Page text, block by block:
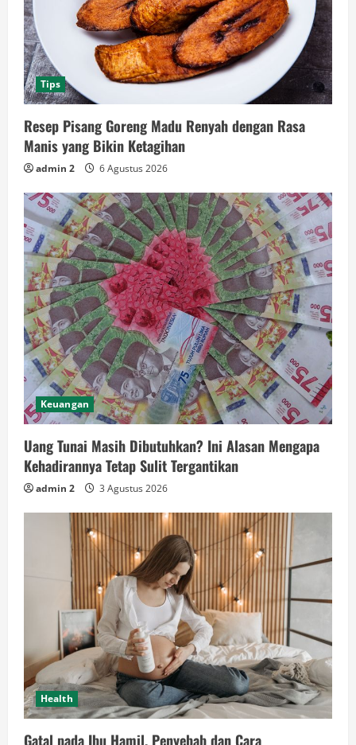
Tips
Resep Pisang Goreng Madu Renyah dengan Rasa
Manis yang Bikin Ketagihan
admin 2 6 Agustus 2026
Keuangan
Uang Tunai Masih Dibutuhkan? Ini Alasan Mengapa
Kehadirannya Tetap Sulit Tergantikan
admin 2 3 Agustus 2026
Health
Gatal pada Ibu Hamil, Penyebab dan Cara